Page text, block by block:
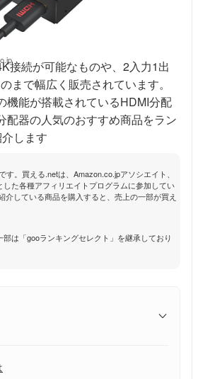
接続が可能なものや、2入力1出
まで幅広く販売されています。
機能が搭載されているHDMI分配
配器の人気のおすすめ商品をラン
します
す。買える.netは、Amazon.co.jpアソシエイト、
た各種アフィリエイトプログラムに参加してい
介している商品を購入すると、売上の一部が買え
部は「gooランキングセレクト」を継承しており